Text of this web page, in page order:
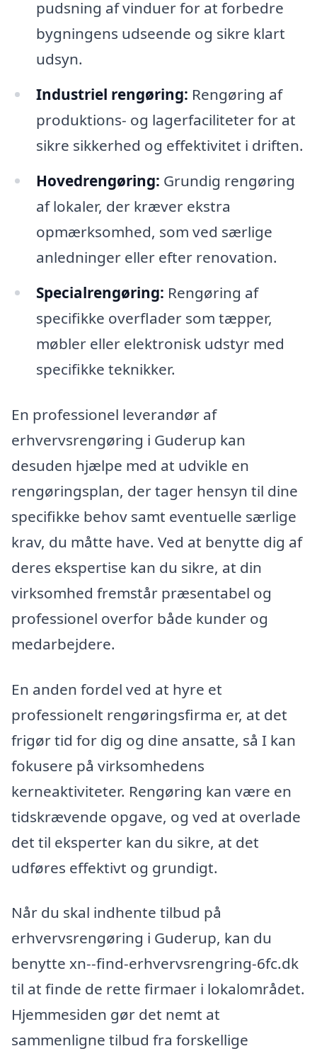
pudsning af vinduer for at forbedre
bygningens udseende og sikre klart
udsyn.
Industriel rengøring: Rengøring af
produktions- og lagerfaciliteter for at
sikre sikkerhed og effektivitet i driften.
Hovedrengøring: Grundig rengøring
af lokaler, der kræver ekstra
opmærksomhed, som ved særlige
anledninger eller efter renovation.
Specialrengøring: Rengøring af
specifikke overflader som tæpper,
møbler eller elektronisk udstyr med
specifikke teknikker.
En professionel leverandør af
erhvervsrengøring i Guderup kan
desuden hjælpe med at udvikle en
rengøringsplan, der tager hensyn til dine
specifikke behov samt eventuelle særlige
krav, du måtte have. Ved at benytte dig af
deres ekspertise kan du sikre, at din
virksomhed fremstår præsentabel og
professionel overfor både kunder og
medarbejdere.
En anden fordel ved at hyre et
professionelt rengøringsfirma er, at det
frigør tid for dig og dine ansatte, så I kan
fokusere på virksomhedens
kerneaktiviteter. Rengøring kan være en
tidskrævende opgave, og ved at overlade
det til eksperter kan du sikre, at det
udføres effektivt og grundigt.
Når du skal indhente tilbud på
erhvervsrengøring i Guderup, kan du
benytte xn--find-erhvervsrengring-6fc.dk
til at finde de rette firmaer i lokalområdet.
Hjemmesiden gør det nemt at
sammenligne tilbud fra forskellige